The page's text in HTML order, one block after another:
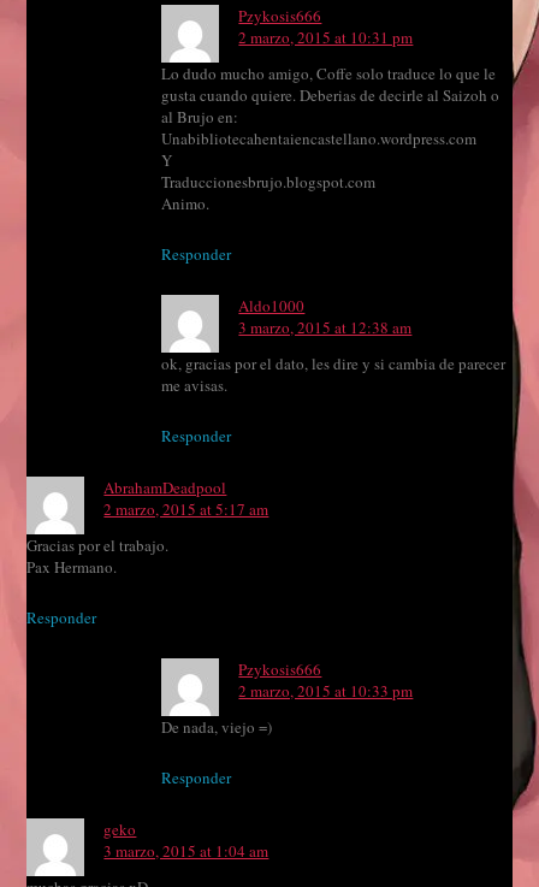
Pzykosis666
2 marzo, 2015 at 10:31 pm
Lo dudo mucho amigo, Coffe solo traduce lo que le
gusta cuando quiere. Deberias de decirle al Saizoh o
al Brujo en:
Unabibliotecahentaiencastellano.wordpress.com
Y
Traduccionesbrujo.blogspot.com
Animo.
Responder
Aldo1000
3 marzo, 2015 at 12:38 am
ok, gracias por el dato, les dire y si cambia de parecer
me avisas.
Responder
AbrahamDeadpool
2 marzo, 2015 at 5:17 am
Gracias por el trabajo.
Pax Hermano.
Responder
Pzykosis666
2 marzo, 2015 at 10:33 pm
De nada, viejo =)
Responder
geko
3 marzo, 2015 at 1:04 am